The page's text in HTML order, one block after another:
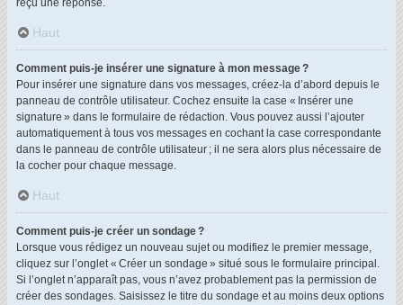
reçu une réponse.
Haut
Comment puis-je insérer une signature à mon message ?
Pour insérer une signature dans vos messages, créez-la d’abord depuis le
panneau de contrôle utilisateur. Cochez ensuite la case « Insérer une
signature » dans le formulaire de rédaction. Vous pouvez aussi l’ajouter
automatiquement à tous vos messages en cochant la case correspondante
dans le panneau de contrôle utilisateur ; il ne sera alors plus nécessaire de
la cocher pour chaque message.
Haut
Comment puis-je créer un sondage ?
Lorsque vous rédigez un nouveau sujet ou modifiez le premier message,
cliquez sur l’onglet « Créer un sondage » situé sous le formulaire principal.
Si l’onglet n’apparaît pas, vous n’avez probablement pas la permission de
créer des sondages. Saisissez le titre du sondage et au moins deux options